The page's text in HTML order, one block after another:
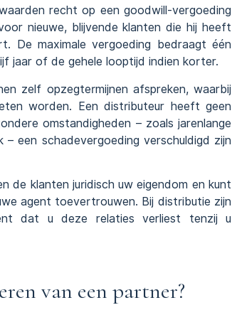
recht op een goodwill-vergoeding
nieuwe, blijvende klanten die hij heeft
De maximale vergoeding bedraagt één
jaar of de gehele looptijd indien korter.
zelf opzegtermijnen afspreken, waarbij
worden. Een distributeur heeft geen
omstandigheden – zoals jarenlange
een schadevergoeding verschuldigd zijn
de klanten juridisch uw eigendom en kunt
agent toevertrouwen. Bij distributie zijn
dat u deze relaties verliest tenzij u
van een partner?